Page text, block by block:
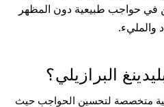
في حواجب طبيعية دون المظهر
والمليء.
البرازيلي؟
تقنية متخصصة لتحسين الحواجب حيث